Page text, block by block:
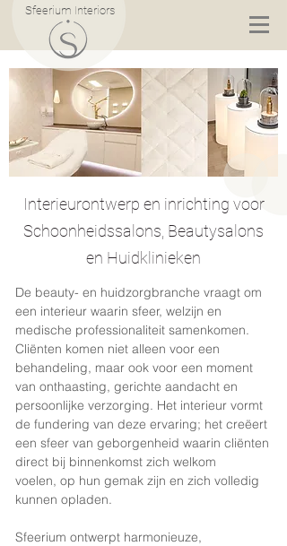
Sfeerium Interiors
Interieurontwerp en inrichting voor
Schoonheidssalons, Beautysalons
en Huidklinieken
De beauty- en huidzorgbranche vraagt om
een interieur waarin sfeer, welzijn en
medische professionaliteit samenkomen.
Cliënten komen niet alleen voor een
behandeling, maar ook voor een moment
van onthaasting, gerichte aandacht en
persoonlijke verzorging. Het interieur vormt
de fundering van deze ervaring; het creëert
een sfeer van geborgenheid waarin cliënten
direct bij binnenkomst zich welkom
voelen, op hun gemak zijn en zich volledig
kunnen opladen.​
Sfeerium ontwerpt harmonieuze,